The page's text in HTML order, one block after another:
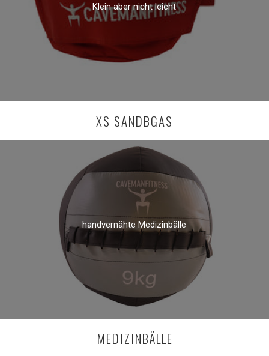
Klein aber nicht leicht
XS SANDBGAS
handvernähte Medizinbälle
MEDIZINBÄLLE